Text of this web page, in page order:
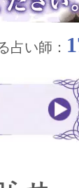
占い師：